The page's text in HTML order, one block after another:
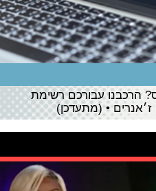
הרכבנו עבורכם רשימת
• (מתעדכן)